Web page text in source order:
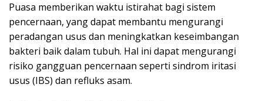
Puasa memberikan waktu istirahat bagi sistem
pencernaan, yang dapat membantu mengurangi
peradangan usus dan meningkatkan keseimbangan
bakteri baik dalam tubuh. Hal ini dapat mengurangi
risiko gangguan pencernaan seperti sindrom iritasi
usus (IBS) dan refluks asam.